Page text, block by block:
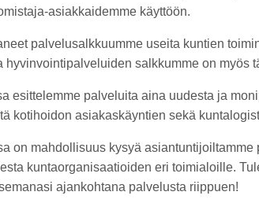
asiakkaidemme käyttöön.
palvelusalkkuumme useita kuntien
hyvinvointipalveluiden salkkumme on myös
esittelemme palveluita aina uudesta ja
kotihoidon asiakaskäyntien sekä
on mahdollisuus kysyä
kuntaorganisaatioiden eri toimialoille.
ajankohtana palvelusta riippuen!